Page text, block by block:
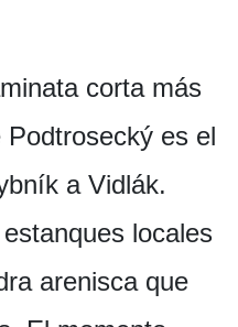
corta más
es el
a Vidlák.
locales
arenisca que